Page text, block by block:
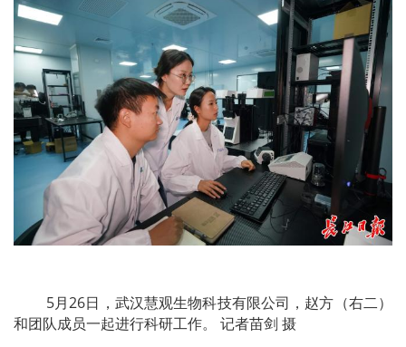
5月26日，武汉慧观生物科技有限公司，赵方（右二）
和团队成员一起进行科研工作。 记者苗剑 摄